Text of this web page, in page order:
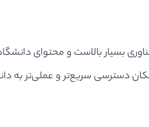
بسیار بالاست و محتوای
دسترسی سریع‌تر و عملی‌تر به